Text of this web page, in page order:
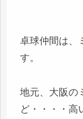
卓球仲間は、
す。
地元、大阪の
ど・・・・高